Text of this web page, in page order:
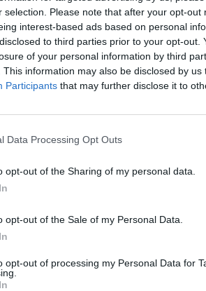
selection. Please note that after your opt-out
interest-based ads based on personal
to third parties prior to your opt-out.
of your personal information by third
This information may also be disclosed by
Participants that may further disclose it to
Data Processing Opt Outs
opt-out of the Sharing of my personal data.
opt-out of the Sale of my Personal Data.
opt-out of processing my Personal Data for
ΔΙΑΓΩΝΙΣΜΟΊ
Αποτελέσματα
Expo 2019!
BY ΠΈΤΡΟΣ ΚΥΠΡΑΊΟΣ 25/09/2019
geek culture event, Digital Expo,
ανοίξει τις…